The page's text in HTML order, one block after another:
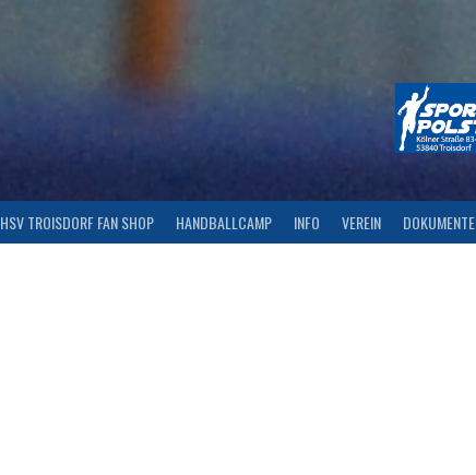
HSV TROISDORF FAN SHOP HANDBALLCAMP INFO VEREIN DOKUMENTE